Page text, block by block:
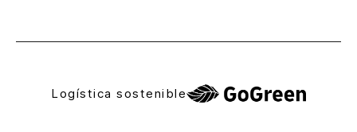
Logística sostenible